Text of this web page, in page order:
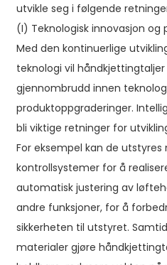
utvikle seg i følgende
(I) Teknologisk innovasjon og
Med den kontinuerlige
teknologi vil
gjennombrudd innen
produktoppgraderinger.
bli viktige retninger for
For eksempel kan de
kontrollsystemer for å
automatisk justering av
andre funksjoner, for å
sikkerheten til utstyret.
materialer gjøre